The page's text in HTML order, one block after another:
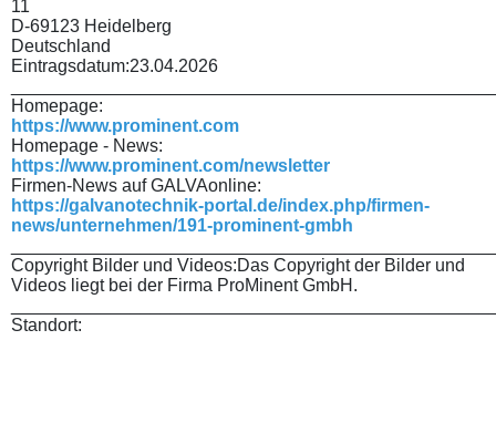
11
D-69123 Heidelberg
Deutschland
Eintragsdatum:23.04.2026
Homepage:
https://www.prominent.com
Homepage - News:
https://www.prominent.com/newsletter
Firmen-News auf GALVAonline:
https://galvanotechnik-portal.de/index.php/firmen-
news/unternehmen/191-prominent-gmbh
Copyright Bilder und Videos:Das Copyright der Bilder und
Videos liegt bei der Firma ProMinent GmbH.
Standort: